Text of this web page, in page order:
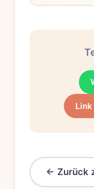
Link
← Zurück